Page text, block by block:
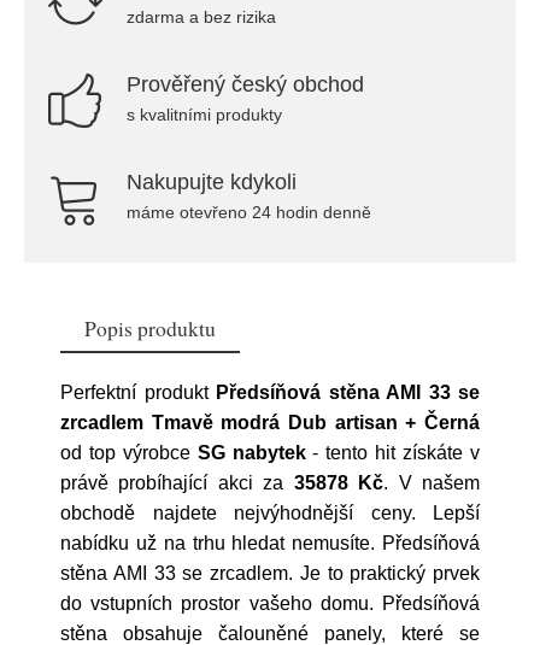
zdarma a bez rizika
Prověřený český obchod
s kvalitními produkty
Nakupujte kdykoli
máme otevřeno 24 hodin denně
Popis produktu
Perfektní produkt Předsíňová stěna AMI 33 se
zrcadlem Tmavě modrá Dub artisan + Černá
od top výrobce SG nabytek- tento hit získáte v
právě probíhající akci za 35878 Kč. V našem
obchodě najdete nejvýhodnější ceny. Lepší
nabídku už na trhu hledat nemusíte. Předsíňová
stěna AMI 33 se zrcadlem. Je to praktický prvek
do vstupních prostor vašeho domu. Předsíňová
stěna obsahuje čalouněné panely, které se